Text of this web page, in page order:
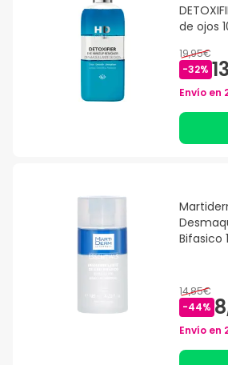
de ojos
19,95€
-32%
Envío en
Bifasico
14,85€
-44%
Envío en